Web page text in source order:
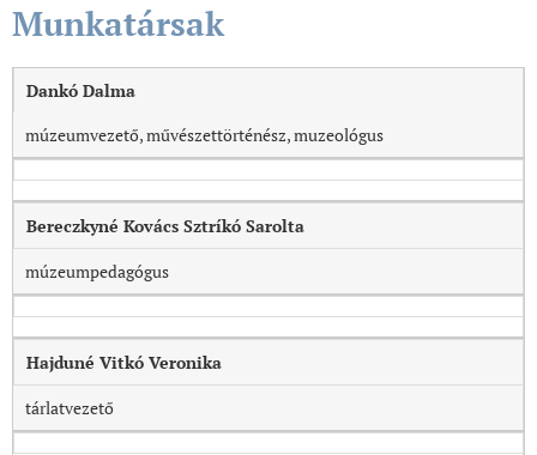
Munkatársak
Dankó Dalma
múzeumvezető, művészettörténész, muzeológus
Bereczkyné Kovács Sztríkó Sarolta
múzeumpedagógus
Hajduné Vitkó Veronika
tárlatvezető